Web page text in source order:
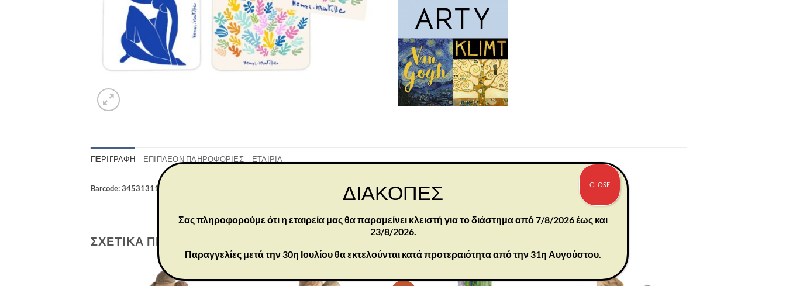
ΠΕΡΙΓΡΑΦΉ ΕΠΙΠΛΈΟΝ ΠΛΗΡΟΦΟΡΊΕΣ ΕΤΑΙΡΊΑ
Barcode: 3453131176316
ΣΧΕΤΙΚΆ ΠΡΟΪΌΝΤΑ
ΔΙΑΚΟΠΕΣ
Σας πληροφορούμε ότι η εταιρεία μας θα παραμείνει κλειστή για το διάστημα από 7/8/2026 έως και
23/8/2026.
Παραγγελίες μετά την 30η Ιουλίου θα εκτελούνται κατά προτεραιότητα από την 31η Αυγούστου.
CLOSE